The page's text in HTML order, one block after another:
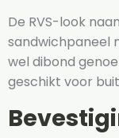
De RVS-look
sandwichpaneel
wel dibond
geschikt voor